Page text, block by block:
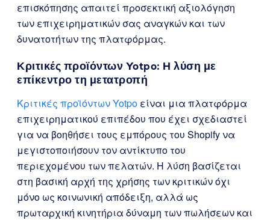
επισκόπησης απαιτεί προσεκτική αξιολόγηση
των επιχειρηματικών σας αναγκών και των
δυνατοτήτων της πλατφόρμας.
Κριτικές προϊόντων Yotpo: Η λύση με
επίκεντρο τη μετατροπή
Κριτικές προϊόντων Yotpo είναι μια πλατφόρμα
επιχειρηματικού επιπέδου που έχει σχεδιαστεί
για να βοηθήσει τους εμπόρους του Shopify να
μεγιστοποιήσουν τον αντίκτυπο του
περιεχομένου των πελατών. Η λύση βασίζεται
στη βασική αρχή της χρήσης των κριτικών όχι
μόνο ως κοινωνική απόδειξη, αλλά ως
πρωταρχική κινητήρια δύναμη των πωλήσεων και